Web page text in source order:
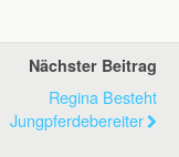
Nächster Beitrag
Regina Besteht
Jungpferdebereiter